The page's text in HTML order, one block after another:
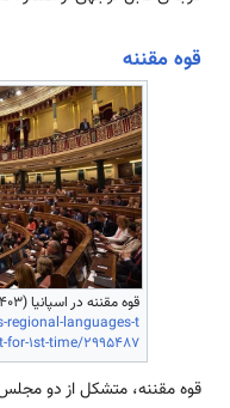
قوه­ مقننه
قوه مقننه در اسپانیا (1403)، قابل بازیابی از
languages-t
for-1st-time/2995487
قوه­ مقننه، متشکل از دو